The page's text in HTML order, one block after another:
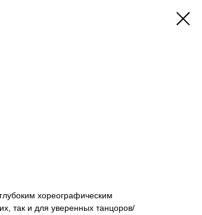
хореографическим
так и для уверенных танцоров/